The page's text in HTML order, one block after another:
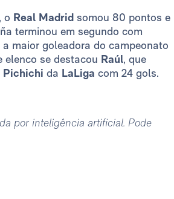
o Real Madrid somou 80 pontos e
terminou em segundo com
maior goleadora do campeonato
elenco se destacou Raúl, que
Pichichi da LaLiga com 24 gols.
por inteligência artificial. Pode